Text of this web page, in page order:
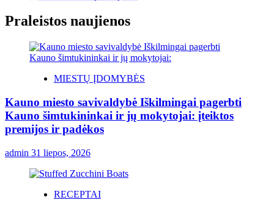
Praleistos naujienos
MIESTŲ ĮDOMYBĖS
Kauno miesto savivaldybė Iškilmingai pagerbti
Kauno šimtukininkai ir jų mokytojai: įteiktos
premijos ir padėkos
admin 31 liepos, 2026
RECEPTAI